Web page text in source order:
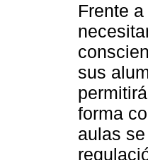
Frente
sus
forma
aulas